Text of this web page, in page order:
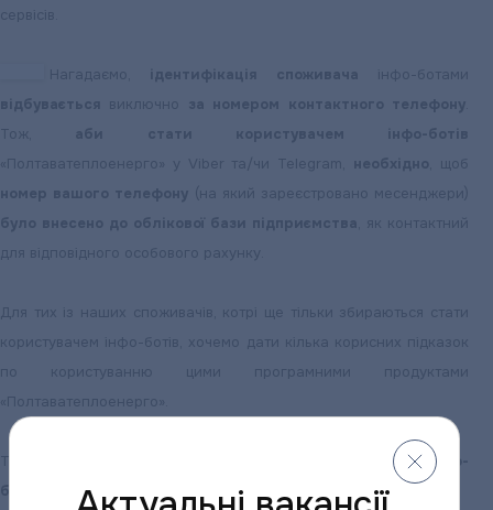
сервісів.
Нагадаємо, ідентифікація споживача інфо-ботами
відбувається виключно за номером контактного телефону
Тож, аби стати користувачем інфо-ботів
«Полтаватеплоенерго» у Viber та/чи Telegram, необхідно , щоб
номер вашого телефону (на який зареєстровано месенджери)
було внесено до облікової бази підприємства , як контактний
для відповідного особового рахунку.
Для тих із наших споживачів, котрі ще тільки збираються стати
користувачем інфо-ботів, хочемо дати кілька корисних підказок
по користуванню цими програмними продуктами
«Полтаватеплоенерго».
Тож,
як передати показники лічильників за допомогою інфо-
ботів?